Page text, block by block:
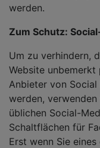
werden.
Zum Schutz:
Um zu verhindern,
Website unbemerkt
Anbieter von
werden,
üblichen Social-
Schaltflächen für
Erst wenn Sie